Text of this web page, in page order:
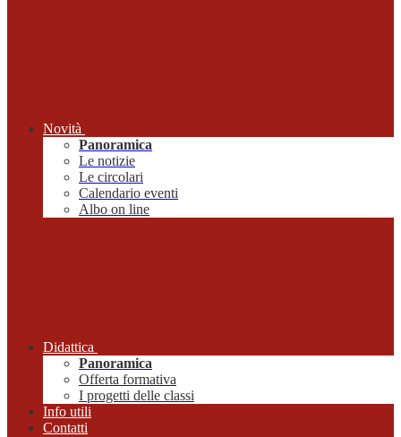
Novità
Panoramica
Le notizie
Le circolari
Calendario eventi
Albo on line
Didattica
Panoramica
Offerta formativa
I progetti delle classi
Info utili
Contatti